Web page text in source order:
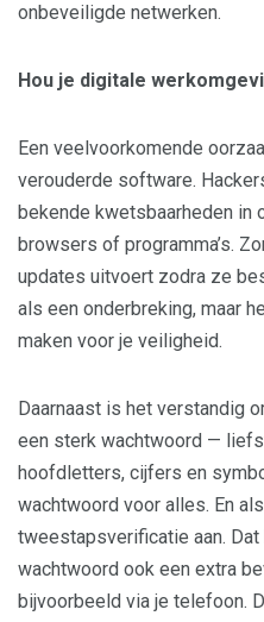
onbeveiligde netwerken.
Hou je digitale
Een veelvoorkomende
verouderde software.
bekende kwetsbaarheden in
browsers of programma’s.
updates uitvoert zodra ze
als een onderbreking, maar
maken voor je veiligheid.
Daarnaast is het verstandig
een sterk wachtwoord —
hoofdletters, cijfers en
wachtwoord voor alles. En
tweestapsverificatie aan.
wachtwoord ook een extra
bijvoorbeeld via je telefoon.